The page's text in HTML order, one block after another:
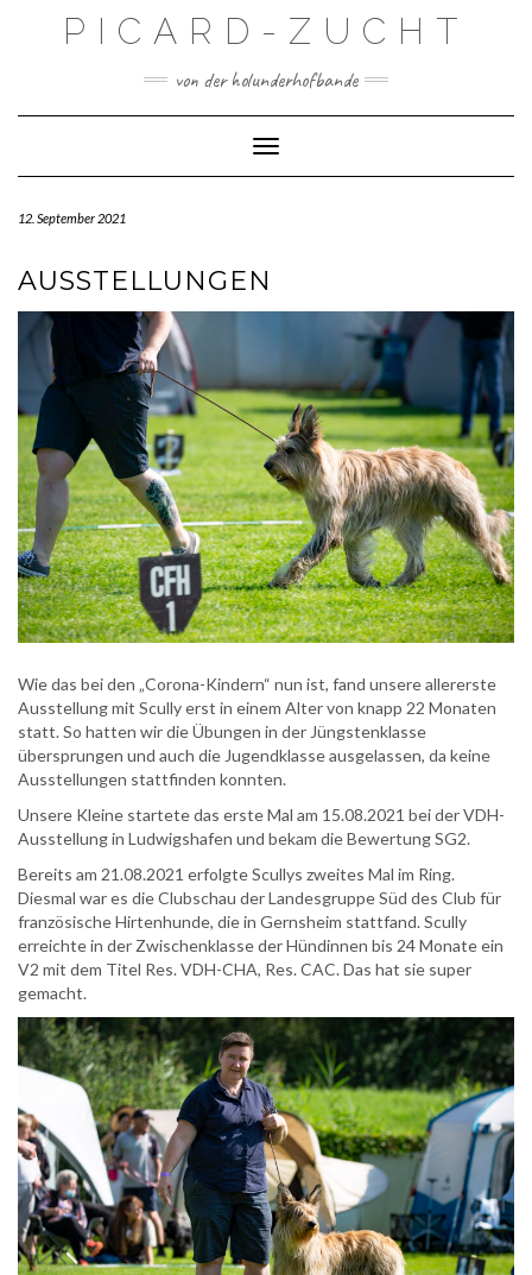
PICARD-ZUCHT
von der holunderhofbande
Toggle Navigation
12. September 2021
AUSSTELLUNGEN
Wie das bei den „Corona-Kindern“ nun ist, fand unsere allererste
Ausstellung mit Scully erst in einem Alter von knapp 22 Monaten
statt. So hatten wir die Übungen in der Jüngstenklasse
übersprungen und auch die Jugendklasse ausgelassen, da keine
Ausstellungen stattfinden konnten.
Unsere Kleine startete das erste Mal am 15.08.2021 bei der VDH-
Ausstellung in Ludwigshafen und bekam die Bewertung SG2.
Bereits am 21.08.2021 erfolgte Scullys zweites Mal im Ring.
Diesmal war es die Clubschau der Landesgruppe Süd des Club für
französische Hirtenhunde, die in Gernsheim stattfand. Scully
erreichte in der Zwischenklasse der Hündinnen bis 24 Monate ein
V2 mit dem Titel Res. VDH-CHA, Res. CAC. Das hat sie super
gemacht.